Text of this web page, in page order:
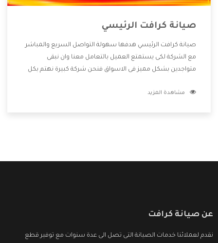
صيانة كرافت الرئيسي
صيانة كرافت الرئيسي هدفها سهولة التواصل السريع والمباشر
مع الشركة لكى يستمتع العميل بالتعامل معنا وان نبقى
متواجدين بشكل مميز فى الاسواق فنحن شركة كبيرة نهتم بكل
الشركة بها والتى تكون منها خدمة الصيانة التى تكون من أهم
مشاهدة المزيد
عن صيانة كرافت
نقدم لعملائنا خدمات الصيانة التى تصل الى عدة سنوات مع توفير قطع